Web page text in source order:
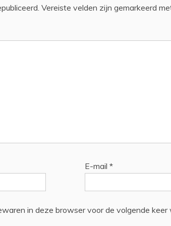
Vereiste velden zijn gemarkeerd
E-mail *
in deze browser voor de volgende